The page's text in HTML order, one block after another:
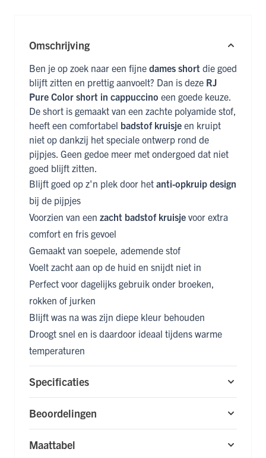
Omschrijving
Ben je op zoek naar een fijne dames short die goed
blijft zitten en prettig aanvoelt? Dan is deze RJ
Pure Color short in cappuccino een goede keuze.
De short is gemaakt van een zachte polyamide stof,
heeft een comfortabel badstof kruisje en kruipt
niet op dankzij het speciale ontwerp rond de
pijpjes. Geen gedoe meer met ondergoed dat niet
goed blijft zitten.
Blijft goed op z'n plek door het anti-opkruip design
bij de pijpjes
Voorzien van een zacht badstof kruisje voor extra
comfort en fris gevoel
Gemaakt van soepele, ademende stof
Voelt zacht aan op de huid en snijdt niet in
Perfect voor dagelijks gebruik onder broeken,
rokken of jurken
Blijft was na was zijn diepe kleur behouden
Droogt snel en is daardoor ideaal tijdens warme
temperaturen
Specificaties
Beoordelingen
Maattabel